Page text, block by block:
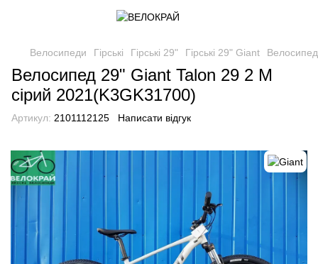
Велосипеди Гірські Гірські 29" Гірські 29" Giant
Велосипед 29" Giant Talon 29 2 M
сірий 2021(K3GK31700)
Артикул: 2101112125 Написати відгук